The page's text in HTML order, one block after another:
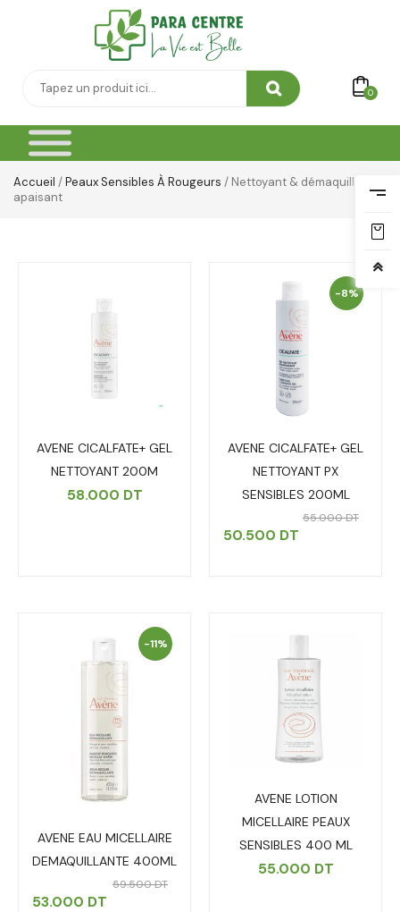
0
Accueil /Peaux Sensibles À Rougeurs / Nettoyant & démaquillant
apaisant
AVENE CICALFATE+ GEL
NETTOYANT 200M
58.000 DT
-8%
AVENE CICALFATE+ GEL
NETTOYANT PX
SENSIBLES 200ML
55.000DT
50.500 DT
-11%
AVENE EAU MICELLAIRE
DEMAQUILLANTE 400ML
59.500DT
53.000 DT
AVENE LOTION
MICELLAIRE PEAUX
SENSIBLES 400 ML
55.000 DT